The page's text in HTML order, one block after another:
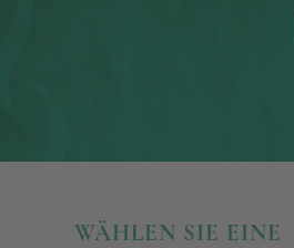
WÄHLEN SIE EINE